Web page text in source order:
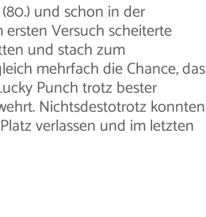
und schon in der
Versuch scheiterte
und stach zum
mehrfach die Chance, das
Punch trotz bester
Nichtsdestotrotz konnten
verlassen und im letzten